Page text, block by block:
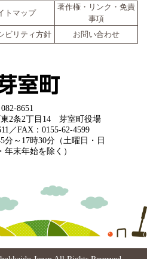
トマップ
著作権・リンク・免責
事項
ビリティ方針 お問い合わせ
8651
2条2丁目14 芽室町役場
／FAX：0155-62-4599
分～17時30分（土曜日・日
年末年始を除く）